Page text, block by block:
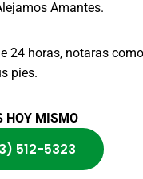
Amantes.
24 horas, notaras
pies.
HOY MISMO
512-5323